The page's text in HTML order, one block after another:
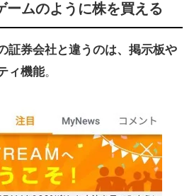
ームのように株を買える
証券会社と違うのは、掲示板や
ィ機能。